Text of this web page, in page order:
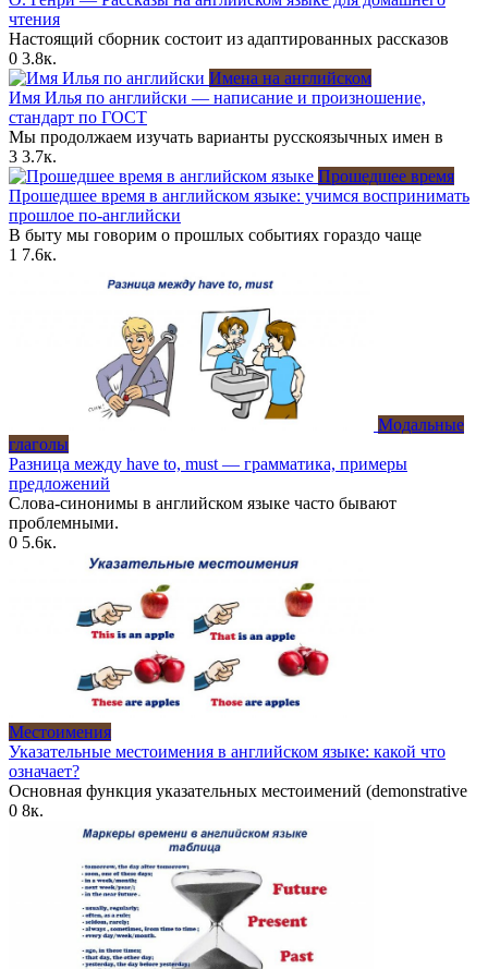
чтения
Настоящий сборник состоит из адаптированных рассказов
0 3.8к.
Имена на английском
Имя Илья по английски — написание и произношение,
стандарт по ГОСТ
Мы продолжаем изучать варианты русскоязычных имен в
3 3.7к.
Прошедшее время
Прошедшее время в английском языке: учимся воспринимать
прошлое по-английски
В быту мы говорим о прошлых событиях гораздо чаще
1 7.6к.
Модальные
глаголы
Разница между have to, must — грамматика, примеры
предложений
Слова-синонимы в английском языке часто бывают
проблемными.
0 5.6к.
Местоимения
Указательные местоимения в английском языке: какой что
означает?
Основная функция указательных местоимений (demonstrative
0 8к.